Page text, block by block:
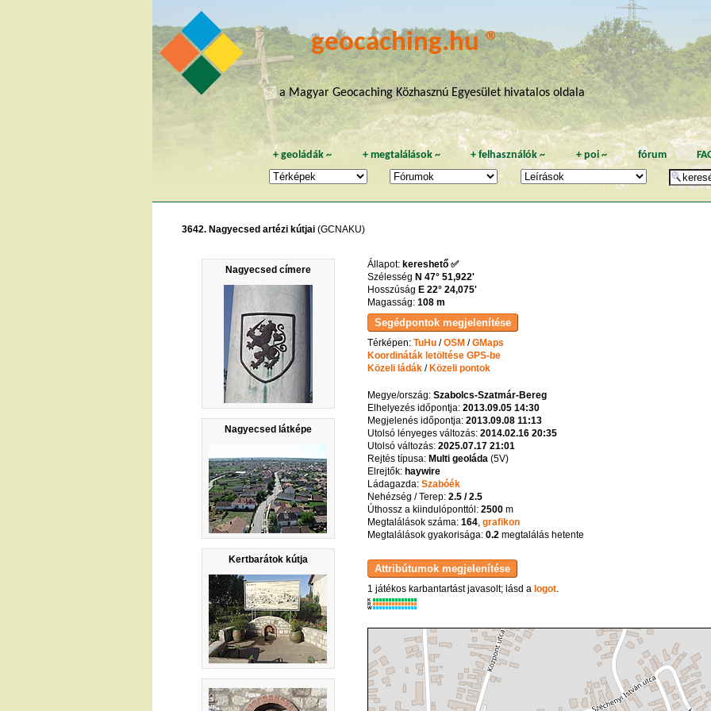
geocaching.hu ®
a Magyar Geocaching Közhasznú Egyesület hivatalos oldala
+geoládák ~ + megtalálások~ +felhasználók ~ + poi~ fórum
3642. Nagyecsed artézi kútjai (GCNAKU)
Nagyecsed címere
Nagyecsed látképe
Kertbarátok kútja
Állapot: kereshető ✅
Szélesség N 47° 51,922'
Hosszúság E 22° 24,075'
Magasság: 108 m
Térképen: TuHu/OSM/GMaps
Koordináták letöltése GPS-be
Közeli ládák/Közeli pontok
Megye/ország: Szabolcs-Szatmár-Bereg
Elhelyezés időpontja: 2013.09.05 14:30
Megjelenés időpontja: 2013.09.08 11:13
Utolsó lényeges változás: 2014.02.16 20:35
Utolsó változás: 2025.07.17 21:01
Rejtés típusa: Multi geoláda(5V)
Elrejtők: haywire
Ládagazda: Szabóék
Nehézség / Terep: 2.5 / 2.5
Úthossz a kiindulóponttól: 2500m
Megtalálások száma: 164, grafikon
Megtalálások gyakorisága: 0.2megtalálás hetente
1 játékos karbantartást javasolt; lásd a logot.
K
R
W